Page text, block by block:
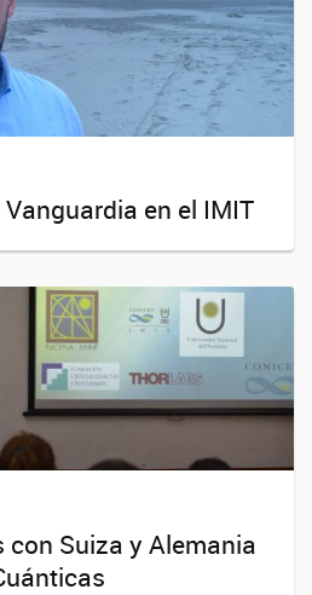
en el IMIT
Suiza y Alemania